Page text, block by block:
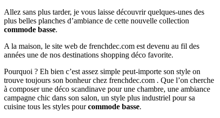
Allez sans plus tarder, je vous laisse découvrir quelques-unes des
plus belles planches d’ambiance de cette nouvelle collection
commode basse.
A la maison, le site web de frenchdec.com est devenu au fil des
années une de nos destinations shopping déco favorite.
Pourquoi ? Eh bien c’est assez simple peut-importe son style on
trouve toujours son bonheur chez frenchdec.com . Que l’on cherche
à composer une déco scandinave pour une chambre, une ambiance
campagne chic dans son salon, un style plus industriel pour sa
cuisine tous les styles pourcommode basse.